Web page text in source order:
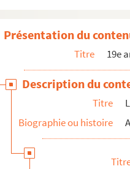
Présentation du
Titre 19e
Description du
Titre
Biographie ou histoire